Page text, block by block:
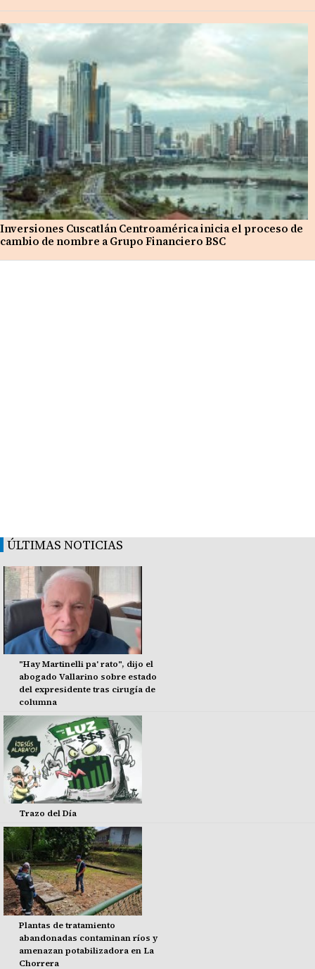
Inversiones Cuscatlán Centroamérica inicia el proceso de
cambio de nombre a Grupo Financiero BSC
ÚLTIMAS NOTICIAS
"Hay Martinelli pa' rato", dijo el
abogado Vallarino sobre estado
del expresidente tras cirugía de
columna
Trazo del Día
Plantas de tratamiento
abandonadas contaminan ríos y
amenazan potabilizadora en La
Chorrera